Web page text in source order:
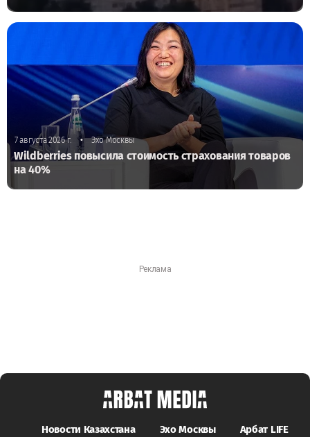
7 августа 2026 г. • Эхо Москвы
Wildberries повысила стоимость страхования товаров
на 40%
Новости Казахстана Эхо Москвы Арбат LIFE